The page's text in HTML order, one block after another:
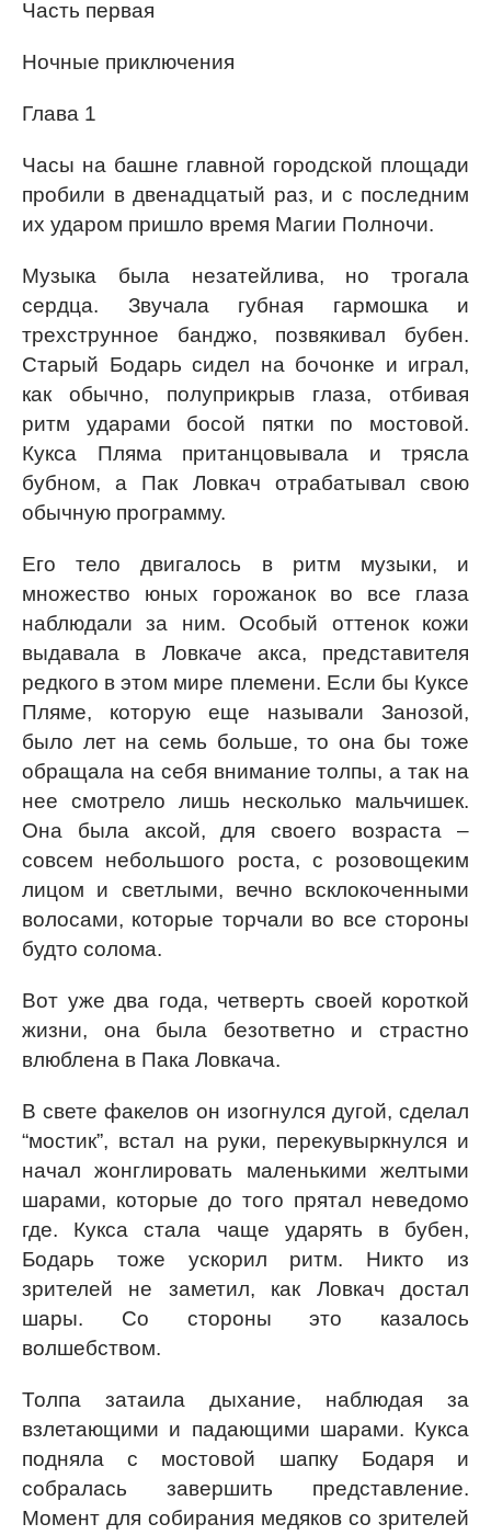
Часть первая
Ночные приключения
Глава 1
Часы на башне главной городской площади
пробили в двенадцатый раз, и с последним
их ударом пришло время Магии Полночи.
Музыка была незатейлива, но трогала
сердца. Звучала губная гармошка и
трехструнное банджо, позвякивал бубен.
Старый Бодарь сидел на бочонке и играл,
как обычно, полуприкрыв глаза, отбивая
ритм ударами босой пятки по мостовой.
Кукса Пляма пританцовывала и трясла
бубном, а Пак Ловкач отрабатывал свою
обычную программу.
Его тело двигалось в ритм музыки, и
множество юных горожанок во все глаза
наблюдали за ним. Особый оттенок кожи
выдавала в Ловкаче акса, представителя
редкого в этом мире племени. Если бы Куксе
Пляме, которую еще называли Занозой,
было лет на семь больше, то она бы тоже
обращала на себя внимание толпы, а так на
нее смотрело лишь несколько мальчишек.
Она была аксой, для своего возраста –
совсем небольшого роста, с розовощеким
лицом и светлыми, вечно всклокоченными
волосами, которые торчали во все стороны
будто солома.
Вот уже два года, четверть своей короткой
жизни, она была безответно и страстно
влюблена в Пака Ловкача.
В свете факелов он изогнулся дугой, сделал
“мостик”, встал на руки, перекувыркнулся и
начал жонглировать маленькими желтыми
шарами, которые до того прятал неведомо
где. Кукса стала чаще ударять в бубен,
Бодарь тоже ускорил ритм. Никто из
зрителей не заметил, как Ловкач достал
шары. Со стороны это казалось
волшебством.
Толпа затаила дыхание, наблюдая за
взлетающими и падающими шарами. Кукса
подняла с мостовой шапку Бодаря и
собралась завершить представление.
Момент для собирания медяков со зрителей